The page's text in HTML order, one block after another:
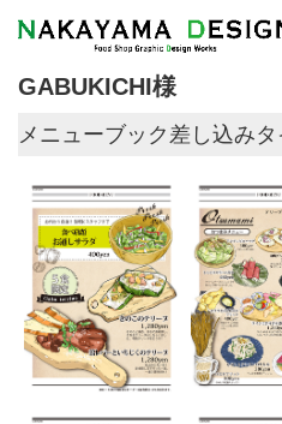
GABUKICHI様
メニューブック差し込み